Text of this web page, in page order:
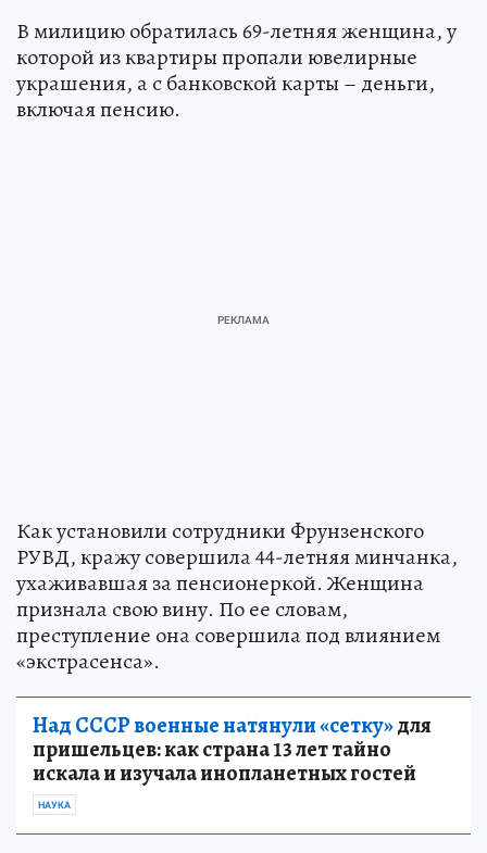
В милицию обратилась 69-летняя женщина, у
которой из квартиры пропали ювелирные
украшения, а с банковской карты – деньги,
включая пенсию.
Как установили сотрудники Фрунзенского
РУВД, кражу совершила 44-летняя минчанка,
ухаживавшая за пенсионеркой. Женщина
признала свою вину. По ее словам,
преступление она совершила под влиянием
«экстрасенса».
Над СССР военные натянули «сетку»для
пришельцев: как страна 13 лет тайно
искала и изучала инопланетных гостей
НАУКА